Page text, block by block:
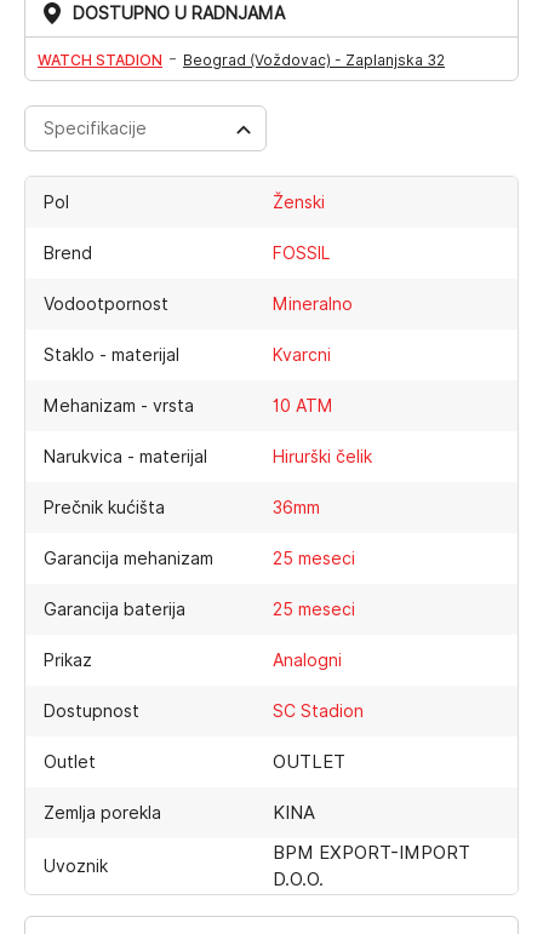
DOSTUPNO U RADNJAMA
WATCH STADION - Beograd (Voždovac) - Zaplanjska 32
Specifikacije
Pol Ženski
Brend FOSSIL
Vodootpornost Mineralno
Staklo - materijal Kvarcni
Mehanizam - vrsta 10 ATM
Narukvica - materijal Hirurški čelik
Prečnik kućišta 36mm
Garancija mehanizam 25 meseci
Garancija baterija 25 meseci
Prikaz Analogni
Dostupnost SC Stadion
Outlet OUTLET
Zemlja porekla KINA
Uvoznik
BPM EXPORT-IMPORT
D.O.O.